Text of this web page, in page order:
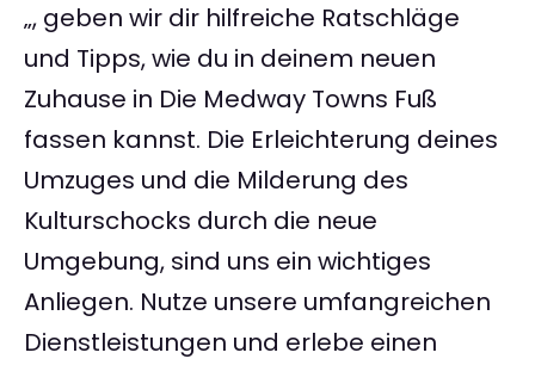
„, geben wir dir hilfreiche Ratschläge
und Tipps, wie du in deinem neuen
Zuhause in Die Medway Towns Fuß
fassen kannst. Die Erleichterung deines
Umzuges und die Milderung des
Kulturschocks durch die neue
Umgebung, sind uns ein wichtiges
Anliegen. Nutze unsere umfangreichen
Dienstleistungen und erlebe einen